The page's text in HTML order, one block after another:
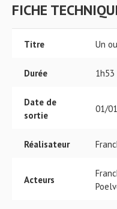
FICHE
Titre Un
Durée 1h53
Date de
sortie
01/
Réalisateur
Acteurs